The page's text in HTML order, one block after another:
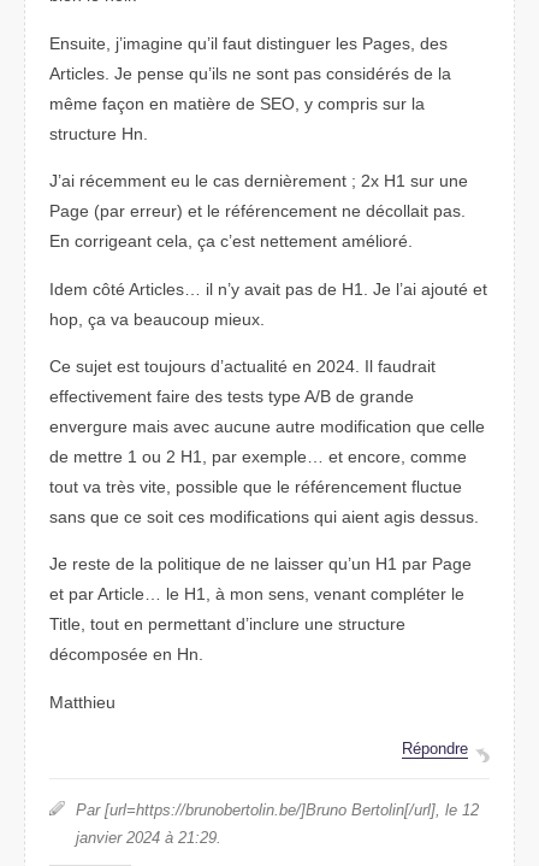
Ensuite, j’imagine qu’il faut distinguer les Pages, des
Articles. Je pense qu’ils ne sont pas considérés de la
même façon en matière de SEO, y compris sur la
structure Hn.
J’ai récemment eu le cas dernièrement ; 2x H1 sur une
Page (par erreur) et le référencement ne décollait pas.
En corrigeant cela, ça c’est nettement amélioré.
Idem côté Articles… il n’y avait pas de H1. Je l’ai ajouté et
hop, ça va beaucoup mieux.
Ce sujet est toujours d’actualité en 2024. Il faudrait
effectivement faire des tests type A/B de grande
envergure mais avec aucune autre modification que celle
de mettre 1 ou 2 H1, par exemple… et encore, comme
tout va très vite, possible que le référencement fluctue
sans que ce soit ces modifications qui aient agis dessus.
Je reste de la politique de ne laisser qu’un H1 par Page
et par Article… le H1, à mon sens, venant compléter le
Title, tout en permettant d’inclure une structure
décomposée en Hn.
Matthieu
Répondre
Par [url=https://brunobertolin.be/]Bruno Bertolin[/url], le 12
janvier 2024 à 21:29.